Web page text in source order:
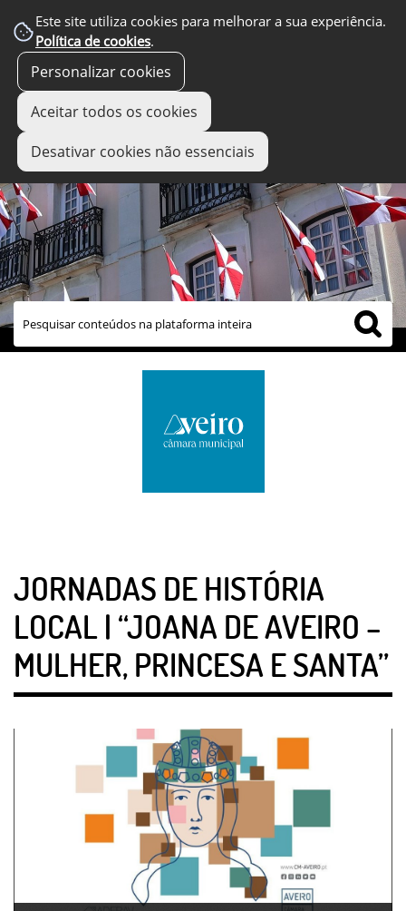
Este site utiliza cookies para melhorar a sua experiência.
Política de cookies.
Personalizar cookies
Aceitar todos os cookies
Desativar cookies não essenciais
links úteis
JORNADAS DE HISTÓRIA
LOCAL | “JOANA DE AVEIRO –
MULHER, PRINCESA E SANTA”